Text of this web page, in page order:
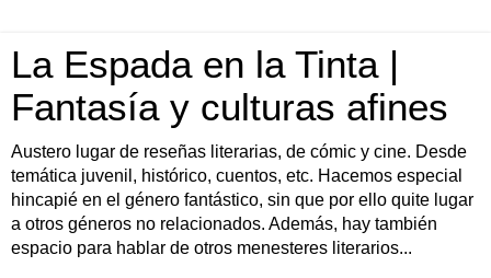
La Espada en la Tinta |
Fantasía y culturas afines
Austero lugar de reseñas literarias, de cómic y cine. Desde
temática juvenil, histórico, cuentos, etc. Hacemos especial
hincapié en el género fantástico, sin que por ello quite lugar
a otros géneros no relacionados. Además, hay también
espacio para hablar de otros menesteres literarios...